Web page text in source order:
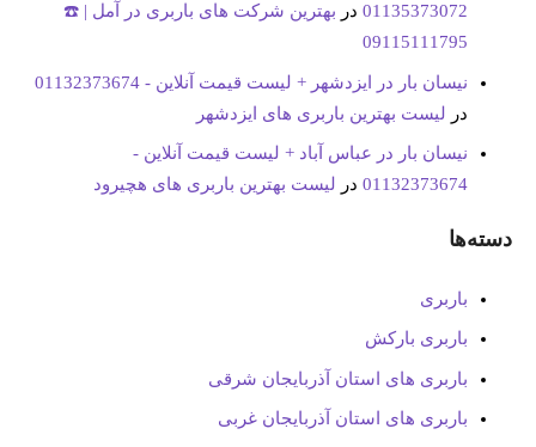
01135373072 در بهترین شرکت های باربری در آمل | ☎️
09115111795
نیسان بار در ایزدشهر + لیست قیمت آنلاین - 01132373674
در لیست بهترین باربری های ایزدشهر
نیسان بار در عباس آباد + لیست قیمت آنلاین -
01132373674 در لیست بهترین باربری های هچیرود
دسته‌ها
باربری
باربری بارکش
باربری های استان آذربایجان شرقی
باربری های استان آذربایجان غربی